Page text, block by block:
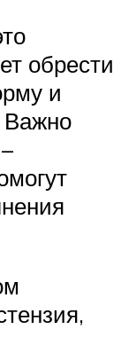
обрести
и